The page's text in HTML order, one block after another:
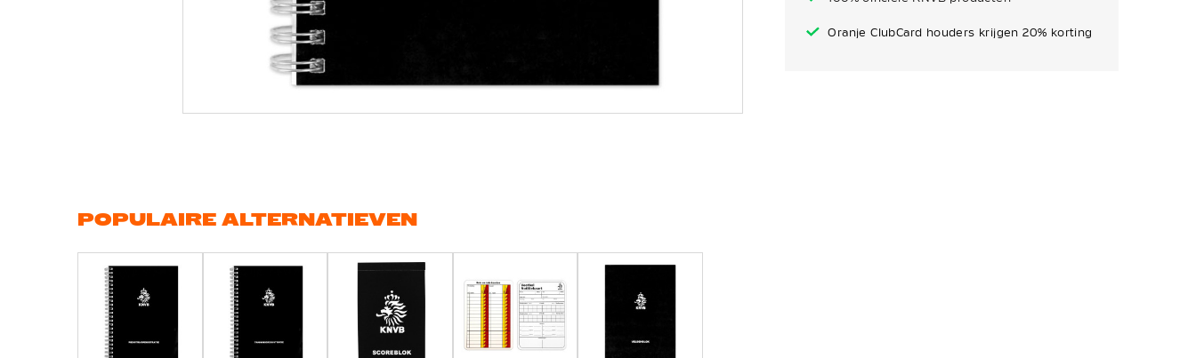
gallerij
Oranje ClubCard houders krijgen 20% korting
POPULAIRE ALTERNATIEVEN